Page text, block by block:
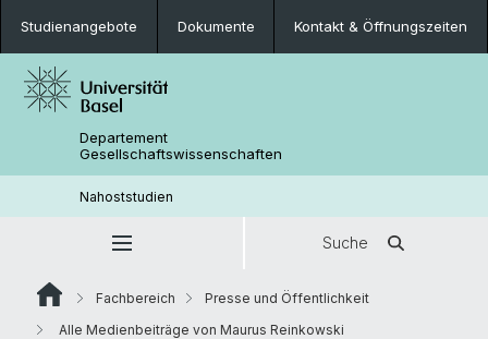
Studienangebote Dokumente Kontakt & Öffnungszeiten
Departement
Gesellschaftswissenschaften
Nahoststudien
Suche
Fachbereich
Presse und Öffentlichkeit
Alle Medienbeiträge von Maurus Reinkowski